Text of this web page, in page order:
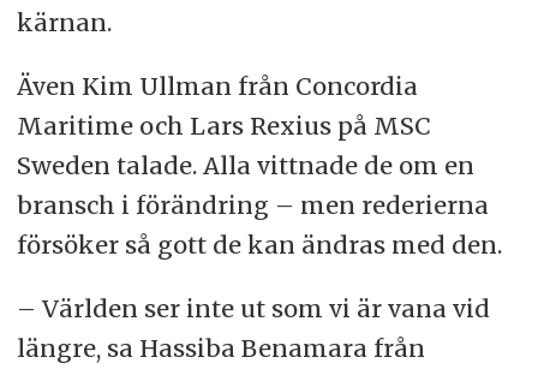
kärnan.
Även Kim Ullman från Concordia
Maritime och Lars Rexius på MSC
Sweden talade. Alla vittnade de om en
bransch i förändring – men rederierna
försöker så gott de kan ändras med den.
– Världen ser inte ut som vi är vana vid
längre, sa Hassiba Benamara från